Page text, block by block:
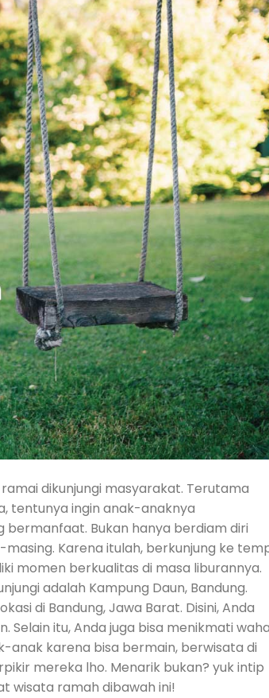
dikunjungi masyarakat. Terutama
tentunya ingin anak-anaknya
Bukan hanya berdiam diri
Karena itulah, berkunjung ke
momen berkualitas di masa liburannya.
adalah Kampung Daun, Bandung.
di Bandung, Jawa Barat. Disini, Anda
itu, Anda juga bisa menikmati
anak karena bisa bermain, berwisata di
mereka lho. Menarik bukan? yuk intip
wisata ramah dibawah ini!